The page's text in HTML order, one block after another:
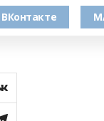
ВКонтакте